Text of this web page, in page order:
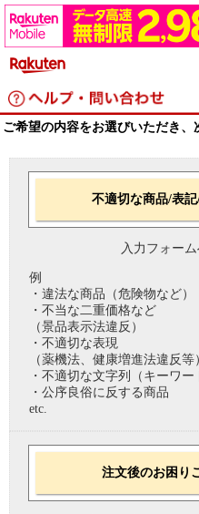
ご希望の内容をお選びいただき、
不適切な商品/表
入力フォーム
例
・違法な商品（危険物など）
・不当な二重価格など
（景品表示法違反）
・不適切な表現
（薬機法、健康増進法違反等
・不適切な文字列（キーワー
・公序良俗に反する商品
etc.
注文後のお困り